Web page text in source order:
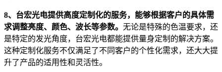
8、台宏光电提供高度定制化的服务，能够根据客户的具体需
求调整亮度、颜色、波长等参数。 无论是特殊的色温要求，还
是特定的发光角度，台宏光电都能提供量身定制的解决方案。
这种定制化服务不仅满足了不同客户的个性化需求，还大大提
升了产品的适用性和灵活性。